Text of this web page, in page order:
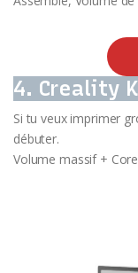
4. Creality
Si tu veux imprimer
débuter.
Volume massif +